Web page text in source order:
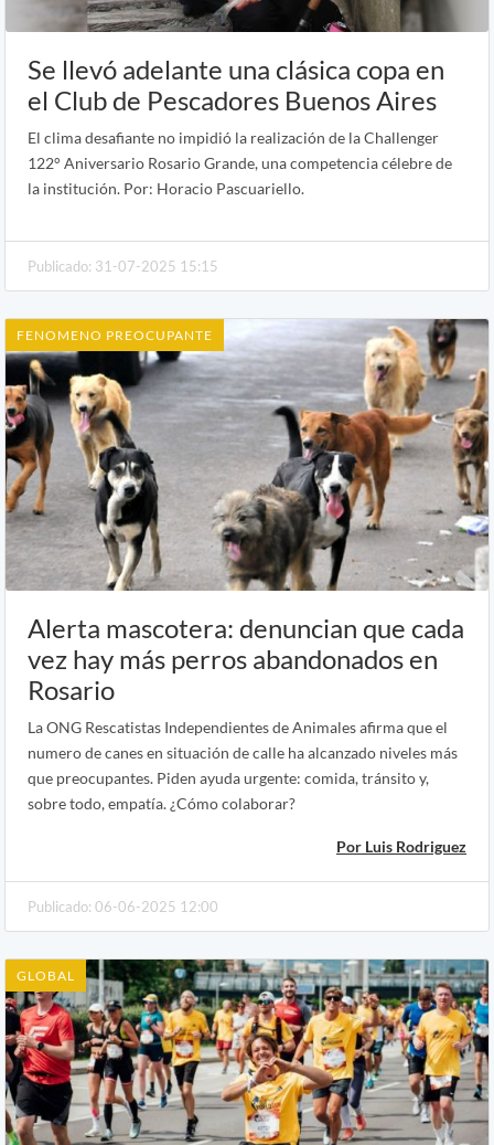
Se llevó adelante una clásica copa en
el Club de Pescadores Buenos Aires
El clima desafiante no impidió la realización de la Challenger
122° Aniversario Rosario Grande, una competencia célebre de
la institución. Por: Horacio Pascuariello.
Publicado: 31-07-2025 15:15
FENOMENO PREOCUPANTE
Alerta mascotera: denuncian que cada
vez hay más perros abandonados en
Rosario
La ONG Rescatistas Independientes de Animales afirma que el
numero de canes en situación de calle ha alcanzado niveles más
que preocupantes. Piden ayuda urgente: comida, tránsito y,
sobre todo, empatía. ¿Cómo colaborar?
Por Luis Rodriguez
Publicado: 06-06-2025 12:00
GLOBAL